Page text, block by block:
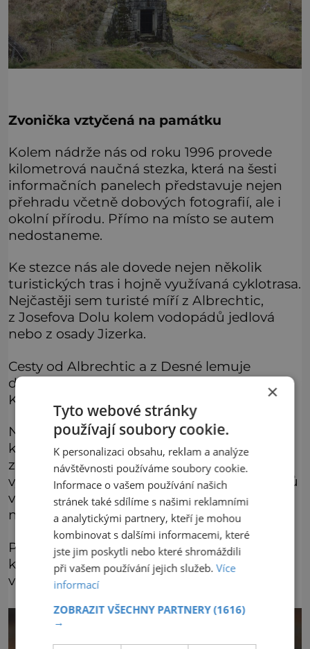
Zvonička vztyčená na památku
Kolem nádrže nás od roku 1996 provede
kilometrová naučná stezka, která na šesti
informačních panelech představuje nejen
přehradu včetně dobových fotografií, ale i
okolní přírodu. Přímo na místo se autem
nedostaneme.
Ke stezce nás ale dovede nejen několik
turistických tras i hojně využívaná cyklotrasa.
Nejčastěji sem turisté míří z Albrechtic,
z Josefova Dolu kolem vodopádů jedlová
nebo z osady Jizerka.
Cesty od Albrechtic a z Desné lemuje
dvanáct dřevěných soch jako moderní
Křížová cesta připomínající dávné události.
Naučná stezka začíná u zvoničky v Desné,
která současně znázorňuje výšku hladiny 18.
září 1916. Zvonička je vysoká čtyři metry,
vytvořil ji v roce 2014 během setkání řezbářů
v Desné Lukáš Róka ze Smržovky a zaujme
neobvyklým vzhledem.
Připomíná totiž jeden z pokroucených
kmenů, které se při tragédii valily
v rozbouřených vlnách.
×
Tyto webové stránky
používají soubory cookie.
K personalizaci obsahu, reklam a analýze
návštěvnosti používáme soubory cookie.
Informace o vašem používání našich
stránek také sdílíme s našimi reklamními
a analytickými partnery, kteří je mohou
kombinovat s dalšími informacemi, které
jste jim poskytli nebo které shromáždili
při vašem používání jejich služeb.Více
informací
ZOBRAZIT VŠECHNY PARTNERY(1616)
→